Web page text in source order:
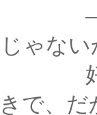
しか
ゃない
好き
で、